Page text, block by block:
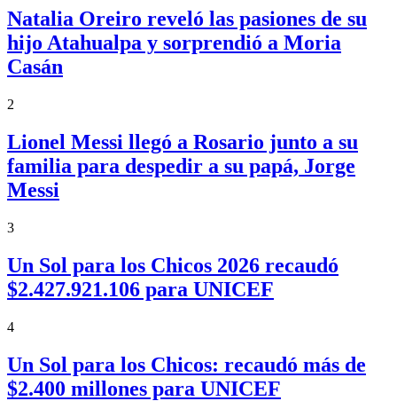
Natalia Oreiro reveló las pasiones de su
hijo Atahualpa y sorprendió a Moria
Casán
2
Lionel Messi llegó a Rosario junto a su
familia para despedir a su papá, Jorge
Messi
3
Un Sol para los Chicos 2026 recaudó
$2.427.921.106 para UNICEF
4
Un Sol para los Chicos: recaudó más de
$2.400 millones para UNICEF